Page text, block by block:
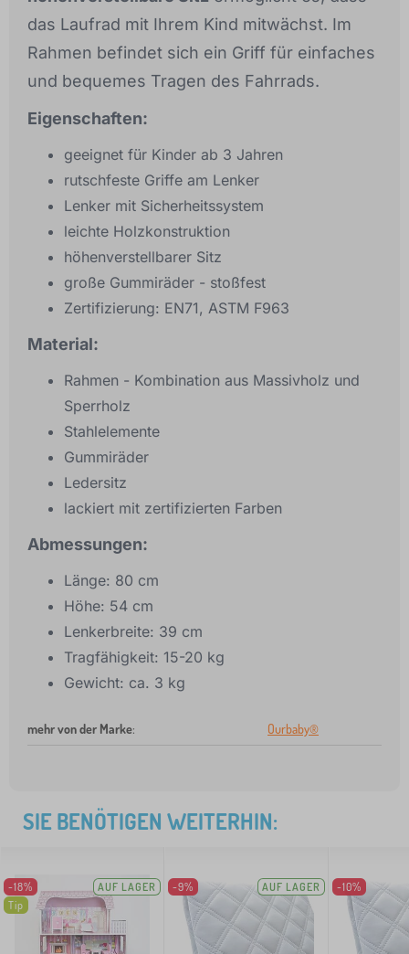
das Laufrad mit Ihrem Kind mitwächst. Im
Rahmen befindet sich ein Griff für einfaches
und bequemes Tragen des Fahrrads.
Eigenschaften:
geeignet für Kinder ab 3 Jahren
rutschfeste Griffe am Lenker
Lenker mit Sicherheitssystem
leichte Holzkonstruktion
höhenverstellbarer Sitz
große Gummiräder - stoßfest
Zertifizierung: EN71, ASTM F963
Material:
Rahmen - Kombination aus Massivholz und
Sperrholz
Stahlelemente
Gummiräder
Ledersitz
lackiert mit zertifizierten Farben
Abmessungen:
Länge: 80 cm
Höhe: 54 cm
Lenkerbreite: 39 cm
Tragfähigkeit: 15-20 kg
Gewicht: ca. 3 kg
mehr von der Marke: Ourbaby®
SIE BENÖTIGEN WEITERHIN:
-18%
Tip
AUF LAGER -9% AUF LAGER -10%